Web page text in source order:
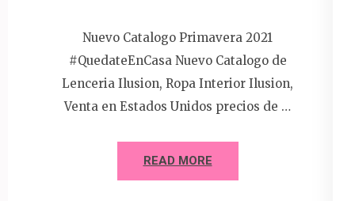
Nuevo Catalogo Primavera 2021
#QuedateEnCasa Nuevo Catalogo de
Lenceria Ilusion, Ropa Interior Ilusion,
Venta en Estados Unidos precios de …
READ MORE